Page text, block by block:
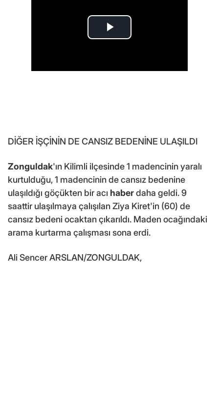
DİĞER İŞÇİNİN DE CANSIZ BEDENİNE ULAŞILDI
Zonguldak'ın Kilimli ilçesinde 1 madencinin yaralı
kurtulduğu, 1 madencinin de cansız bedenine
ulaşıldığı göçükten bir acı haberdaha geldi. 9
saattir ulaşılmaya çalışılan Ziya Kiret'in (60) de
cansız bedeni ocaktan çıkarıldı. Maden ocağındaki
arama kurtarma çalışması sona erdi.
Ali Sencer ARSLAN/ZONGULDAK,